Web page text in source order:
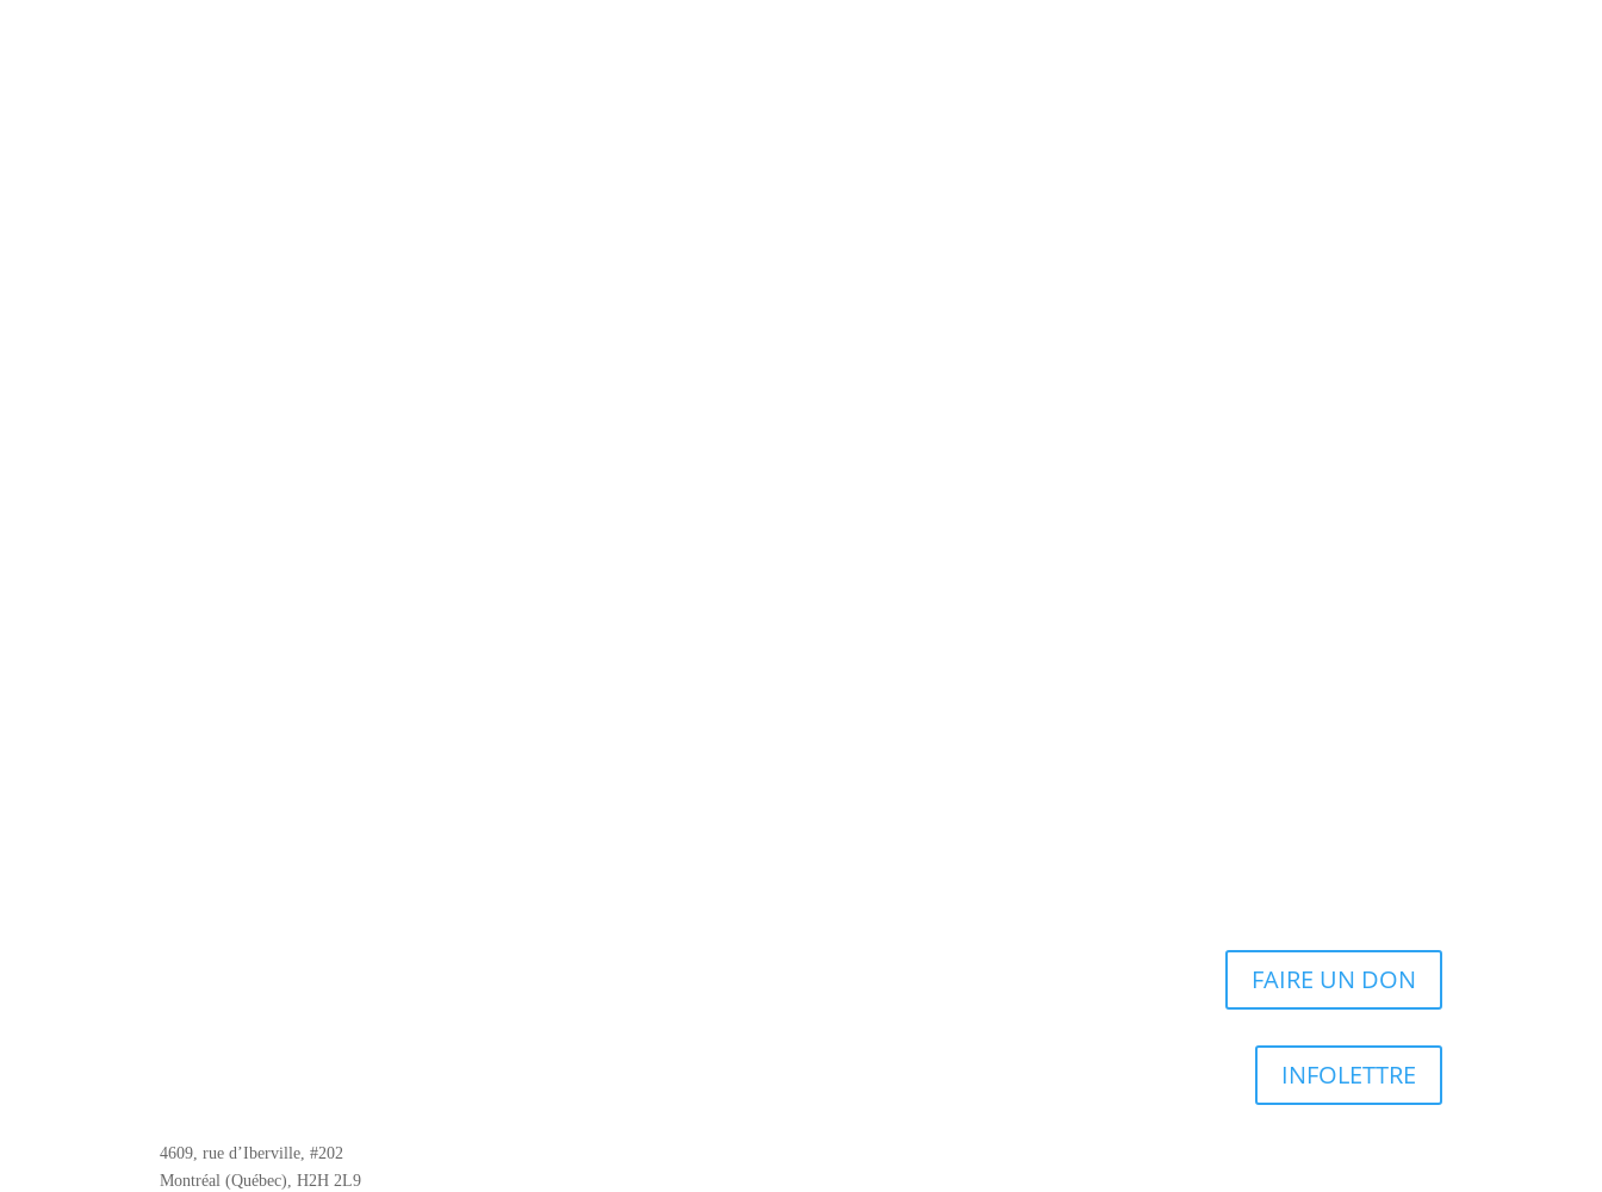
FAIRE UN DON
INFOLETTRE
4609, rue d’Iberville, #202
Montréal (Québec), H2H 2L9